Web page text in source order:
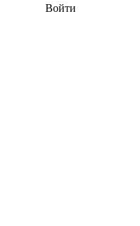
Войти